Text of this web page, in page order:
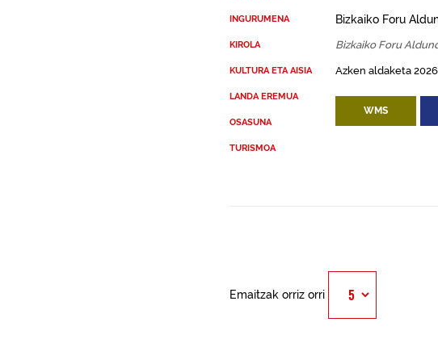
INGURUMENA
KIROLA
KULTURA ETA AISIA
LANDA EREMUA
OSASUNA
TURISMOA
Bizkaiko Foru
Bizkaiko Foru
Azken aldaketa
WMS
Emaitzak orriz orri